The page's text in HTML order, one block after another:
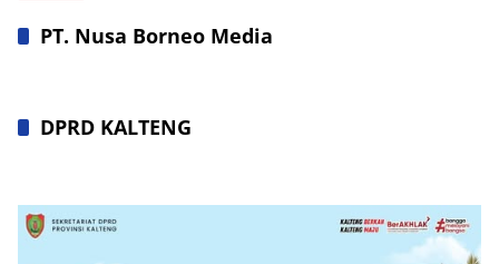
PT. Nusa Borneo Media
DPRD KALTENG